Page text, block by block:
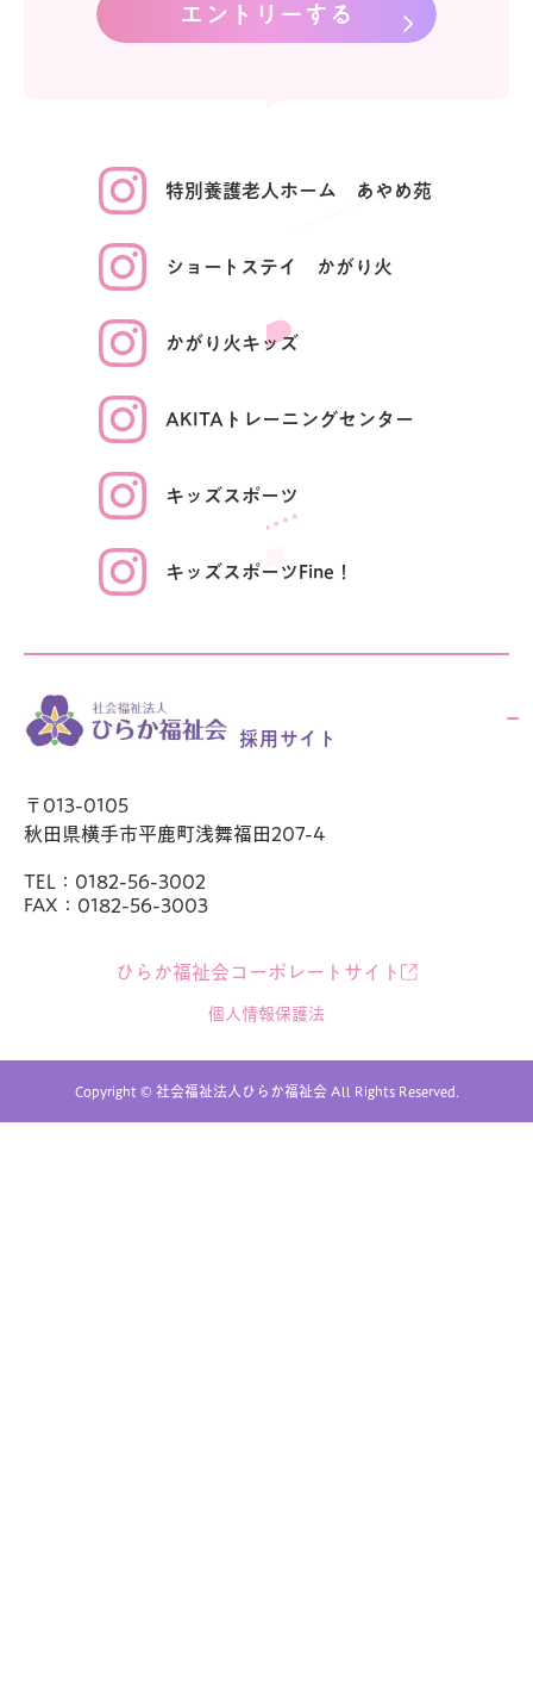
エントリーする
特別養護老人ホーム あやめ苑
ショート ステイ かがり火
かがり火キッズ
AKITAトレーニングセンター
キッズスポーツ
キッズスポーツFine！
採用サイト
〒013-0105
秋田県横手市平鹿町浅舞福田207-4
TEL：0182-56-3002
FAX：0182-56-3003
ひらか福祉会コーポレートサイト
個人情報保護法
Copyright © 社会福祉法人ひらか福祉会 All Rights Reserved.